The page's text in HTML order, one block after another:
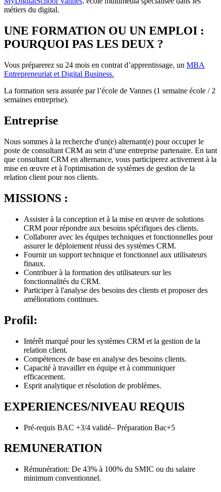
métiers du digital.
UNE FORMATION OU UN EMPLOI :
POURQUOI PAS LES DEUX ?
Vous préparerez su 24 mois en contrat d’apprentissage, un MBA
Entrepreneuriat et Digital Business.
La formation sera assurée par l’école de Vannes (1 semaine école / 2
semaines entreprise).
Entreprise
Nous sommes à la recherche d'un(e) alternant(e) pour occuper le
poste de consultant CRM au sein d’une entreprise partenaire. En tant
que consultant CRM en alternance, vous participerez activement à la
mise en œuvre et à l'optimisation de systèmes de gestion de la
relation client pour nos clients.
MISSIONS :
Assister à la conception et à la mise en œuvre de solutions
CRM pour répondre aux besoins spécifiques des clients.
Collaborer avec les équipes techniques et fonctionnelles pour
assurer le déploiement réussi des systèmes CRM.
Fournir un support technique et fonctionnel aux utilisateurs
finaux.
Contribuer à la formation des utilisateurs sur les
fonctionnalités du CRM.
Participer à l'analyse des besoins des clients et proposer des
améliorations continues.
Profil:
Intérêt marqué pour les systèmes CRM et la gestion de la
relation client.
Compétences de base en analyse des besoins clients.
Capacité à travailler en équipe et à communiquer
efficacement.
Esprit analytique et résolution de problèmes.
EXPERIENCES/NIVEAU REQUIS
Pré-requis BAC +3/4 validé– Préparation Bac+5
REMUNERATION
Rémunération: De 43% à 100% du SMIC ou du salaire
minimum conventionnel.